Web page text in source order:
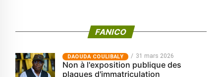
FANICO
‎DAOUDA COULIBALY 31 mars 2026
Non à l'exposition publique des
plaques d'immatriculation